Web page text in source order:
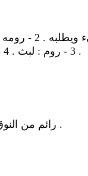
3 - روم : لبث . 4 - روم : رأيه : هم بشيء بعد شيء .
- رائم من النوق أو الأمهات العاطفة على ولدها .